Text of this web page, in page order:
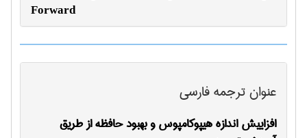
Forward
عنوان ترجمه فارسی
افزاییش اندازه هیپوکامپوس و بهبود حافظه از طریق